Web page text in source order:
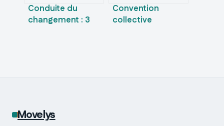
Conduite du
changement : 3
Convention
collective
Movelys